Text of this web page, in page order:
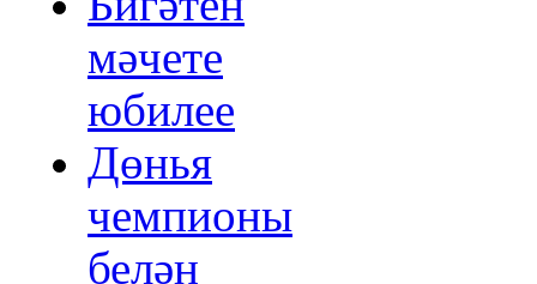
мәчете
юбилее
Дөнья
чемпионы
белән